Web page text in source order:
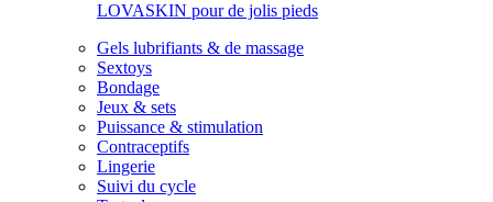
LOVASKIN pour de jolis pieds
Gels lubrifiants & de massage
Sextoys
Bondage
Jeux & sets
Puissance & stimulation
Contraceptifs
Lingerie
Suivi du cycle